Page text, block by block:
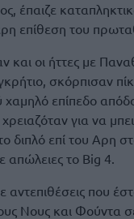
έπαιζε
επίθεση του
και οι ήττες με
σκόρπισαν
χαμηλό επίπεδο
χρειαζόταν για να
διπλό επί του Αρη
απώλειες το Big 4.
που
Νους και Φούντα